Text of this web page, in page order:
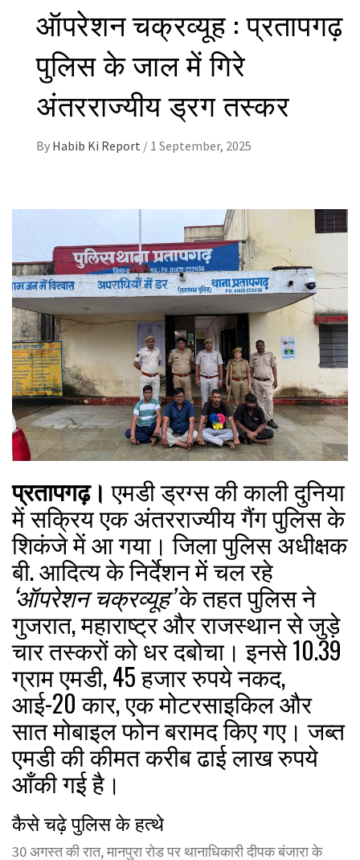
ऑपरेशन चक्रव्यूह : प्रतापगढ़
पुलिस के जाल में गिरे
अंतरराज्यीय ड्रग तस्कर
By Habib Ki Report / 1 September, 2025
प्रतापगढ़। एमडी ड्रग्स की काली दुनिया
में सक्रिय एक अंतरराज्यीय गैंग पुलिस के
शिकंजे में आ गया। जिला पुलिस अधीक्षक
बी. आदित्य के निर्देशन में चल रहे
‘ऑपरेशन चक्रव्यूह’के तहत पुलिस ने
गुजरात, महाराष्ट्र और राजस्थान से जुड़े
चार तस्करों को धर दबोचा। इनसे 10.39
ग्राम एमडी, 45 हजार रुपये नकद,
आई-20 कार, एक मोटरसाइकिल और
सात मोबाइल फोन बरामद किए गए। जब्त
एमडी की कीमत करीब ढाई लाख रुपये
आँकी गई है।
कैसे चढ़े पुलिस के हत्थे
30 अगस्त की रात, मानपुरा रोड पर थानाधिकारी दीपक बंजारा के